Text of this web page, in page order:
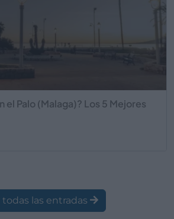
el Palo (Malaga)? Los 5 Mejores
todas las entradas